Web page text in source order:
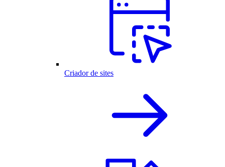
Criador de sites